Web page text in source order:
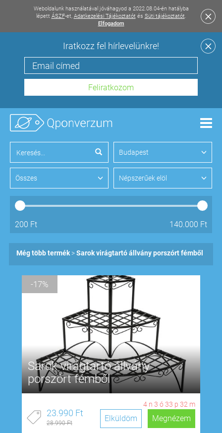
Weboldalunk használatával jóváhagyod a 2022.08.04-én hatályba
lépett ÁSZF-et, Adatkezelési Tájékoztatót és Süti tájékoztatót.
Elfogadom
Iratkozz fel hírlevelünkre!
Budapest
Összes Népszerűek elöl
200 Ft 140.000 Ft
Még több termék Sarok virágtartó állvány porszórt fémből
-17%
Sarok virágtartó állvány
porszórt fémből
4 n 3 ó33 p 31 m
23.990 Ft
28.990 Ft Megnézem
Elküldöm